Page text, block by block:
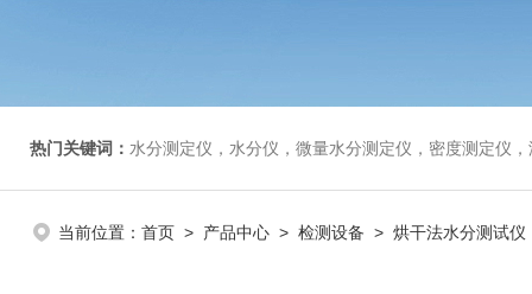
热门关键词： 水分测定仪，水分仪，微量水分测定仪，密度测定仪
当前位置： 首页 > 产品中心 > 检测设备 > 烘干法水分测试仪